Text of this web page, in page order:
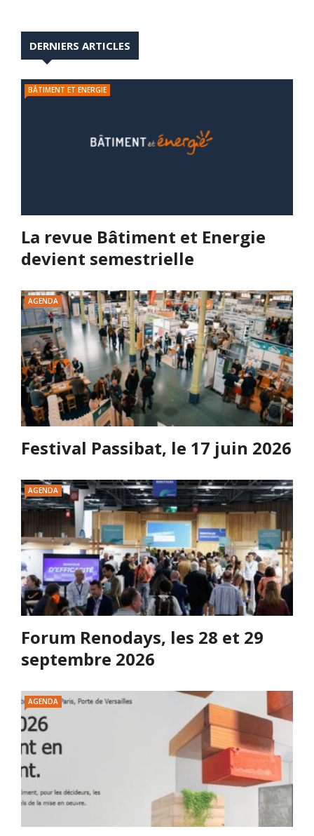
DERNIERS ARTICLES
BÂTIMENT ET ENERGIE
La revue Bâtiment et Energie
devient semestrielle
AGENDA
Festival Passibat, le 17 juin 2026
AGENDA
Forum Renodays, les 28 et 29
septembre 2026
AGENDA